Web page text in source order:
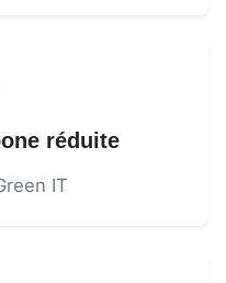
réduite
IT